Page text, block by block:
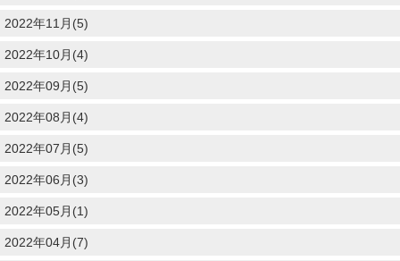
2022年11月(5)
2022年10月(4)
2022年09月(5)
2022年08月(4)
2022年07月(5)
2022年06月(3)
2022年05月(1)
2022年04月(7)